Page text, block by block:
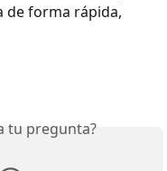
de forma rápida,
tu pregunta?